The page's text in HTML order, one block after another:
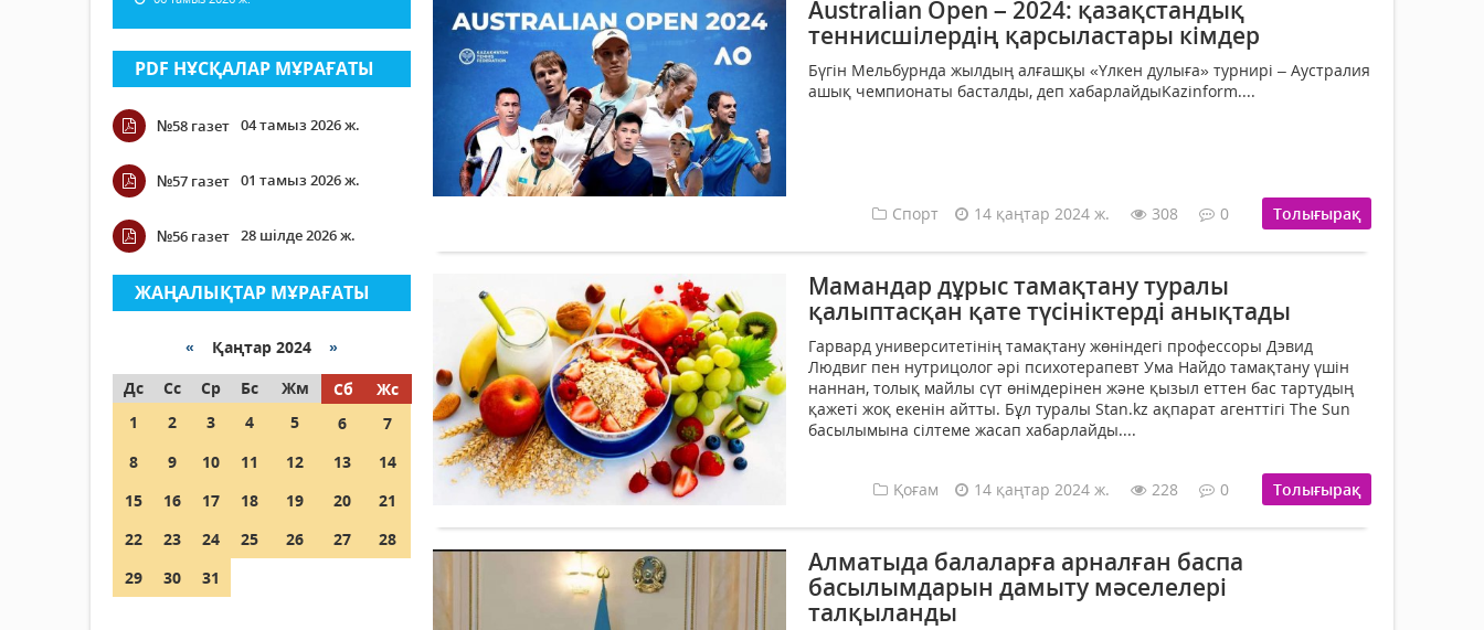
PDF НҰСҚАЛАР МҰРАҒАТЫ
№58 газет 04 тамыз 2026 ж.
№57 газет 01 тамыз 2026 ж.
№56 газет 28 шілде 2026 ж.
ЖАҢАЛЫҚТАР МҰРАҒАТЫ
« Қаңтар 2024 »
Дс
Сс Ср Бс Жм Сб
Жс
1
2 3 4 5 6
7
8
9 10 11 12 13
14
15
16 17 18 19 20
21
22
23 24 25 26 27
28
29
30 31
Australian Open – 2024: қазақстандық
теннисшілердің қарсыластары кімдер
Бүгін Мельбурнда жылдың алғашқы «Үлкен дулыға» турнирі – Аустралия
ашық чемпионаты басталды, деп хабарлайдыKazinform....
Спорт 14 қаңтар 2024 ж. 308 0 Толығырақ
Мамандар дұрыс тамақтану туралы
қалыптасқан қате түсініктерді анықтады
Гарвард университетінің тамақтану жөніндегі профессоры Дэвид
Людвиг пен нутрицолог әрі психотерапевт Ума Найдо тамақтану үшін
наннан, толық майлы сүт өнімдерінен және қызыл еттен бас тартудың
қажеті жоқ екенін айтты. Бұл туралы Stan.kz ақпарат агенттігі The Sun
басылымына сілтеме жасап хабарлайды....
Қоғам 14 қаңтар 2024 ж. 228 0 Толығырақ
Алматыда балаларға арналған баспа
басылымдарын дамыту мәселелері
талқыланды